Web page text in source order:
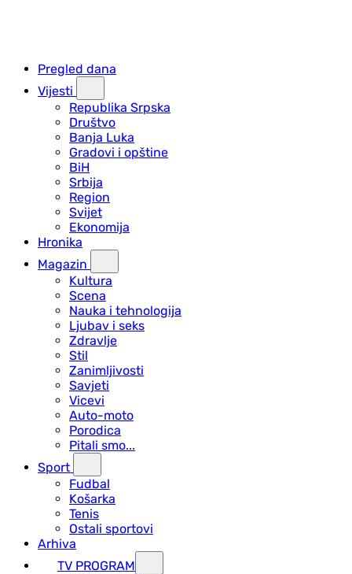
Pregled dana
Vijesti
Republika Srpska
Društvo
Banja Luka
Gradovi i opštine
BiH
Srbija
Region
Svijet
Ekonomija
Hronika
Magazin
Kultura
Scena
Nauka i tehnologija
Ljubav i seks
Zdravlje
Stil
Zanimljivosti
Savjeti
Vicevi
Auto-moto
Porodica
Pitali smo...
Sport
Fudbal
Košarka
Tenis
Ostali sportovi
Arhiva
TV PROGRAM